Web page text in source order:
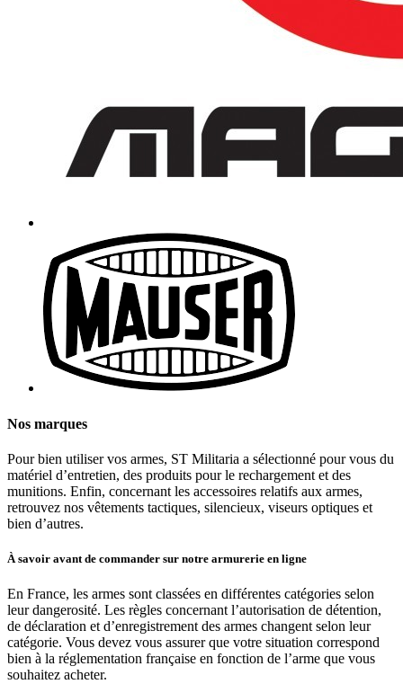
Nos marques
Pour bien utiliser vos armes, ST Militaria a sélectionné pour vous du
matériel d’entretien, des produits pour le rechargement et des
munitions. Enfin, concernant les accessoires relatifs aux armes,
retrouvez nos vêtements tactiques, silencieux, viseurs optiques et
bien d’autres.
À savoir avant de commander sur notre armurerie en ligne
En France, les armes sont classées en différentes catégories selon
leur dangerosité. Les règles concernant l’autorisation de détention,
de déclaration et d’enregistrement des armes changent selon leur
catégorie. Vous devez vous assurer que votre situation correspond
bien à la réglementation française en fonction de l’arme que vous
souhaitez acheter.